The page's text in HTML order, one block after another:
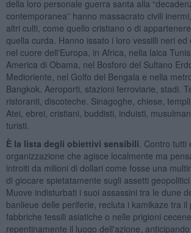
della loro personale guerra santa alla
contemporanea” hanno massacrato civili
altri culti, come quello cristiano o di
quella curda. Hanno issato i loro vessilli neri ed
nel cuore dell'Europa, in Africa, nella laica
America di Obama, nel Bosforo del Sultano
Medioriente, nel Golfo del Bengala e nella
Bangkok. Aeroporti, stazioni ferroviarie, stadi.
ristoranti, discoteche. Sinagoghe, chiese,
Atei, ebrei, cristiani, buddisti, induisti,
turisti.
È la lista degli obiettivi sensibili . Contro
organizzazione che agisce localmente ma
introiti da milioni di dollari come fosse una
di giocare spietatamente sugli assetti geopolitici
Muove indisturbati i suoi assassini tra le dune
banlieue delle periferie, recluta i kamikaze tra il
fabbriche tessili asiatiche o nelle prigioni
repentinamente il luogo dell'azione,